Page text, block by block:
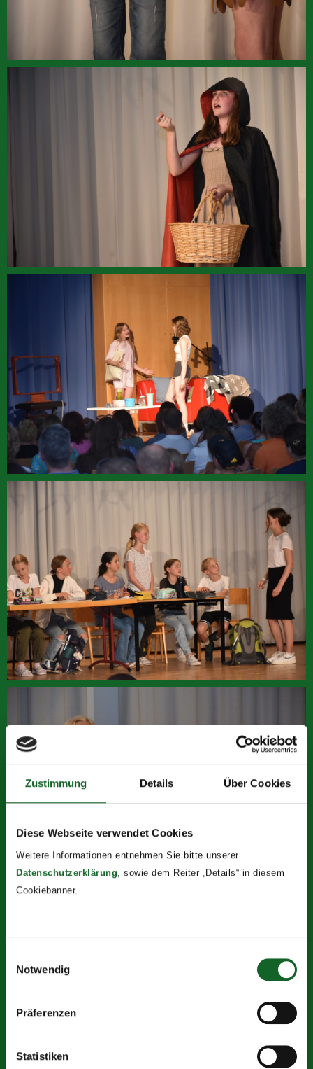
Zustimmung Details Über Cookies
Diese Webseite verwendet Cookies
Weitere Informationen entnehmen Sie bitte unserer
Datenschutzerklärung, sowie dem Reiter „Details“ in diesem
Cookiebanner.
Notwendig
Präferenzen
Statistiken